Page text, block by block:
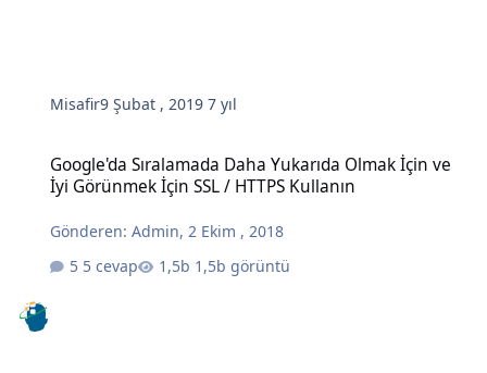
Misafir9 Şubat , 20197 yıl
Google'da Sıralamada Daha Yukarıda Olmak İçin ve
İyi Görünmek İçin SSL / HTTPS Kullanın
Gönderen:Admin,2 Ekim , 2018
5 cevap
1,5b görüntü